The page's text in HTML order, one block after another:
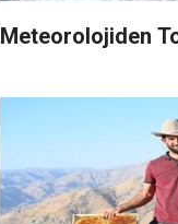
Meteorolojiden